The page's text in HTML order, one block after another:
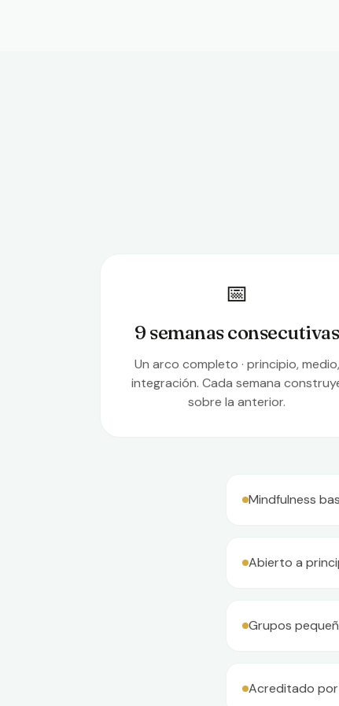
📅
9 semanas consecutivas
Un arco completo · principio, medio,
integración. Cada semana
sobre la anterior.
Mindfulness
Abierto a
Grupos
Acreditado por